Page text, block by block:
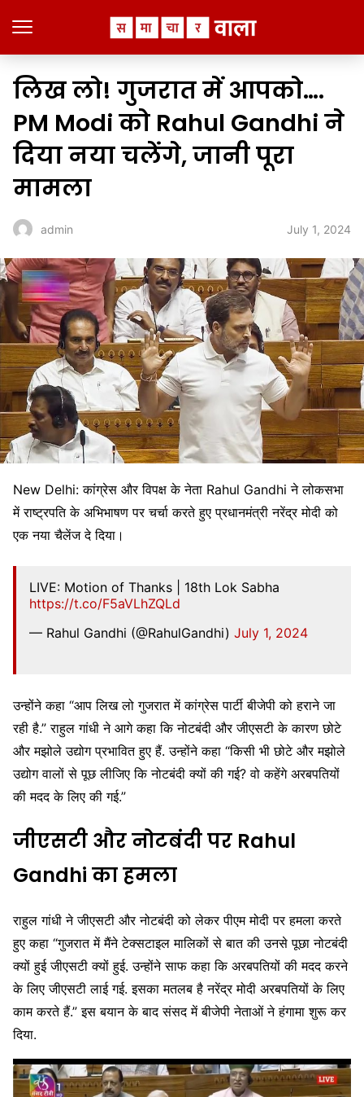
लिख लो! गुजरात में आपको….
PM Modi को Rahul Gandhi ने
दिया नया चलेंगे, जानी पूरा
मामला
admin July 1, 2024
New Delhi: कांग्रेस और विपक्ष के नेता Rahul Gandhi ने लोकसभा
में राष्ट्रपति के अभिभाषण पर चर्चा करते हुए प्रधानमंत्री नरेंद्र मोदी को
एक नया चैलेंज दे दिया।
LIVE: Motion of Thanks | 18th Lok Sabha
https://t.co/F5aVLhZQLd
— Rahul Gandhi (@RahulGandhi) July 1, 2024
उन्होंने कहा “आप लिख लो गुजरात में कांग्रेस पार्टी बीजेपी को हराने जा
रही है.” राहुल गांधी ने आगे कहा कि नोटबंदी और जीएसटी के कारण छोटे
और मझोले उद्योग प्रभावित हुए हैं. उन्होंने कहा “किसी भी छोटे और मझोले
उद्योग वालों से पूछ लीजिए कि नोटबंदी क्यों की गई? वो कहेंगे अरबपतियों
की मदद के लिए की गई.”
जीएसटी और नोटबंदी पर Rahul
Gandhi का हमला
राहुल गांधी ने जीएसटी और नोटबंदी को लेकर पीएम मोदी पर हमला करते
हुए कहा “गुजरात में मैंने टेक्सटाइल मालिकों से बात की उनसे पूछा नोटबंदी
क्यों हुई जीएसटी क्यों हुई. उन्होंने साफ कहा कि अरबपतियों की मदद करने
के लिए जीएसटी लाई गई. इसका मतलब है नरेंद्र मोदी अरबपतियों के लिए
काम करते हैं.” इस बयान के बाद संसद में बीजेपी नेताओं ने हंगामा शुरू कर
दिया.